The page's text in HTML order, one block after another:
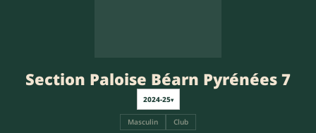
Section Paloise Béarn Pyrénées 7
2024-25▾
Masculin Club